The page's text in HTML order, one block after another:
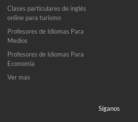
Clases particulares de inglés
online para turismo
Profesores de Idiomas Para
Medios
Profesores de Idiomas Para
Economía
Ver mas
Síganos